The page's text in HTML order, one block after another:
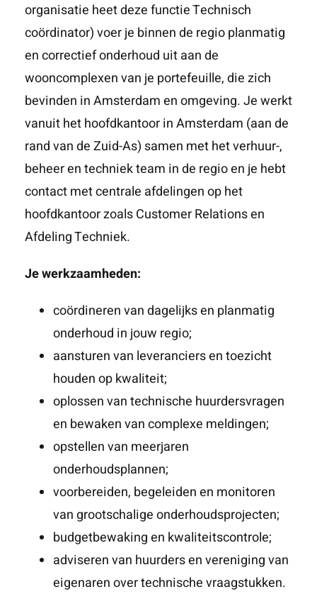
organisatie heet deze functie Technisch
coördinator) voer je binnen de regio planmatig
en correctief onderhoud uit aan de
wooncomplexen van je portefeuille, die zich
bevinden in Amsterdam en omgeving. Je werkt
vanuit het hoofdkantoor in Amsterdam (aan de
rand van de Zuid-As) samen met het verhuur-,
beheer en techniek team in de regio en je hebt
contact met centrale afdelingen op het
hoofdkantoor zoals Customer Relations en
Afdeling Techniek.
Je werkzaamheden:
coördineren van dagelijks en planmatig
onderhoud in jouw regio;
aansturen van leveranciers en toezicht
houden op kwaliteit;
oplossen van technische huurdersvragen
en bewaken van complexe meldingen;
opstellen van meerjaren
onderhoudsplannen;
voorbereiden, begeleiden en monitoren
van grootschalige onderhoudsprojecten;
budgetbewaking en kwaliteitscontrole;
adviseren van huurders en vereniging van
eigenaren over technische vraagstukken.